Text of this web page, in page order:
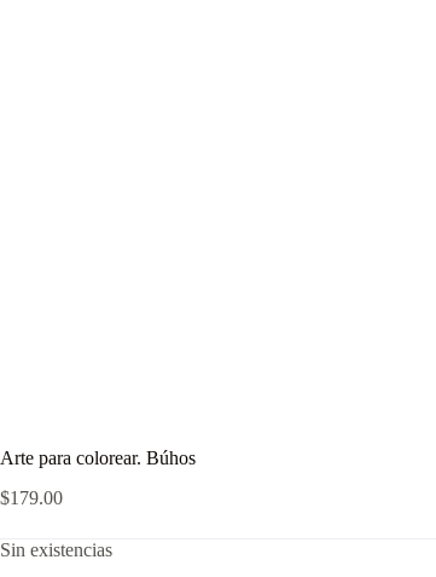
Arte para colorear. Búhos
$179.00
Sin existencias